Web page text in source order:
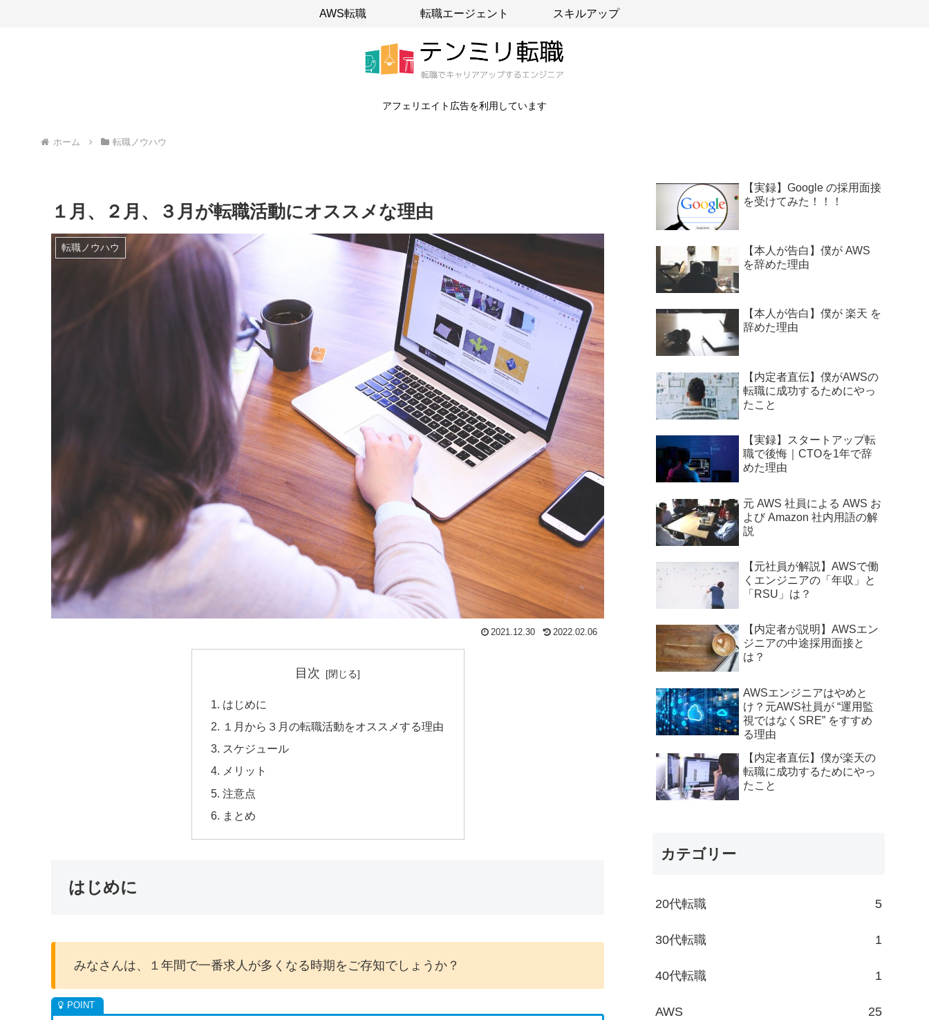
アフェリエイト広告を利用しています
AWS転職 転職エージェント スキルアップ
ホーム 転職ノウハウ
１月、２月、３月が転職活動にオススメな理由
転職ノウハウ
2021.12.30 2022.02.06
目次
はじめに
１月から３月の転職活動をオススメする理由
スケジュール
メリット
注意点
まとめ
はじめに
みなさんは、１年間で一番求人が多くなる時期をご存知でしょうか？
【実録】Google の採用面接
を受けてみた！！！
【本人が告白】僕が AWS
を辞めた理由
【本人が告白】僕が 楽天 を
辞めた理由
【内定者直伝】僕がAWSの
転職に成功するためにやっ
たこと
【実録】スタートアップ転
職で後悔｜CTOを1年で辞
めた理由
元 AWS 社員による AWS お
よび Amazon 社内用語の解
説
【元社員が解説】AWSで働
くエンジニアの「年収」と
「RSU」は？
【内定者が説明】AWSエン
ジニアの中途採用面接と
は？
AWSエンジニアはやめと
け？元AWS社員が “運用監
視ではなくSRE” をすすめ
る理由
【内定者直伝】僕が楽天の
転職に成功するためにやっ
たこと
カテゴリー
20代転職 5
30代転職 1
40代転職 1
AWS 25